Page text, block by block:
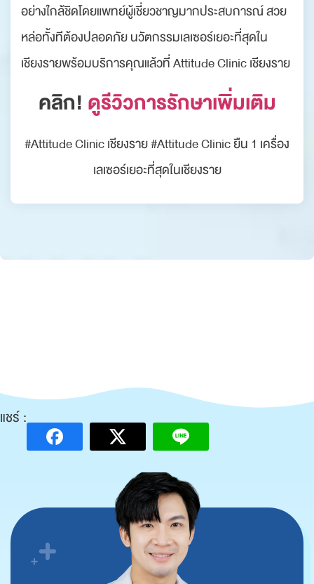
อย่างใกล้ชิดโดยแพทย์ผู้เชี่ยวชาญมากประสบการณ์ สวย
หล่อทั้งทีต้องปลอดภัย นวัตกรรมเลเซอร์เยอะที่สุดใน
เชียงรายพร้อมบริการคุณแล้วที่ Attitude Clinic เชียงราย
คลิก! ดูรีวิวการรักษาเพิ่มเติม
#Attitude Clinic เชียงราย #Attitude Clinic ยืน 1 เครื่อง
เลเซอร์เยอะที่สุดในเชียงราย
แชร์ :